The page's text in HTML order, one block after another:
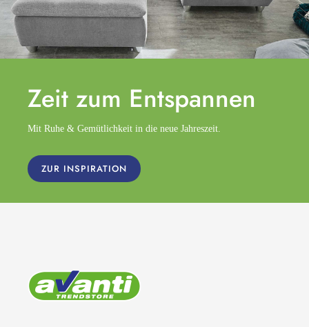
Zeit zum Entspannen
Mit Ruhe & Gemütlichkeit in die neue Jahreszeit.
ZUR INSPIRATION